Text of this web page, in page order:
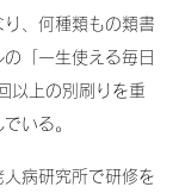
、何種類もの類書
「一生使える毎日
以上の別刷りを重
いる。
病研究所で研修を